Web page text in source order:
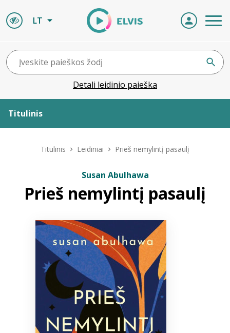
LT
Detali leidinio paieška
Titulinis
ELVIS atvyksta
Naujienos
Bibliotekoms
Titulinis Leidiniai Prieš nemylintį pasaulį
Susan Abulhawa
Prieš nemylintį pasaulį